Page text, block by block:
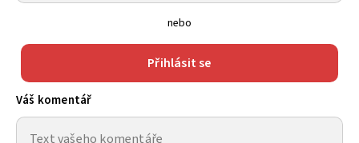
nebo
Přihlásit se
Váš komentář